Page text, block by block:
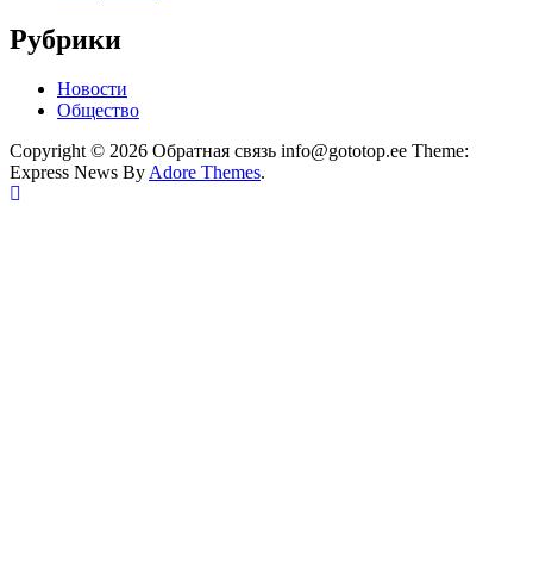
Рубрики
Новости
Общество
Copyright © 2026 Обратная связь info@gototop.ee Theme:
Express News ByAdore Themes.